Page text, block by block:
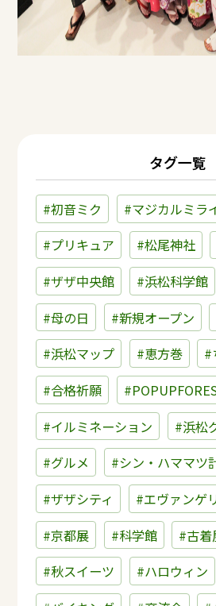
タグ一覧
#初音ミク
#マジカルミラ
#プリキュア
#松尾神社
#ザザ中央館
#浜松科学館
#母の日
#新規オープン
#浜松マップ
#恵方巻
#
#合格祈願
#イルミネーション
#浜松
#グルメ
#シン・ハママツ
#ザザシティ
#エヴァンゲ
#京都展
#科学館
#古着
#秋スイーツ
#ハロウィン